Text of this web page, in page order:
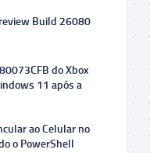
Build 26080
do Xbox
11 após a
ao Celular no
o PowerShell